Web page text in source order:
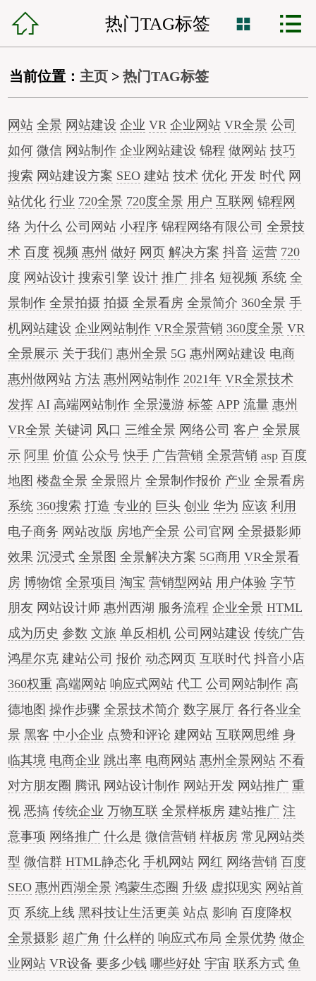
 锦程首页
小程序开发
VR全景制作
全网营销
网站托管
锦程资讯
客服中心
 热门TAG标签  
当前位置： 主页 >热门TAG标签
网站 全景 网站建设 企业 VR 企业网站 VR全景 公司
如何 微信 网站制作 企业网站建设 锦程 做网站 技巧
搜索 网站建设方案 SEO 建站 技术 优化 开发 时代 网
站优化 行业 720全景 720度全景 用户 互联网 锦程网
络 为什么 公司网站 小程序 锦程网络有限公司 全景技
术 百度 视频 惠州 做好 网页 解决方案 抖音 运营 720
度 网站设计 搜索引擎 设计 推广 排名 短视频 系统 全
景制作 全景拍摄 拍摄 全景看房 全景简介 360全景 手
机网站建设 企业网站制作 VR全景营销 360度全景 VR
全景展示 关于我们 惠州全景 5G 惠州网站建设 电商
惠州做网站 方法 惠州网站制作 2021年 VR全景技术
发挥 AI 高端网站制作 全景漫游 标签 APP 流量 惠州
VR全景 关键词 风口 三维全景 网络公司 客户 全景展
示 阿里 价值 公众号 快手 广告营销 全景营销 asp 百度
地图 楼盘全景 全景照片 全景制作报价 产业 全景看房
系统 360搜索 打造 专业的 巨头 创业 华为 应该 利用
电子商务 网站改版 房地产全景 公司官网 全景摄影师
效果 沉浸式 全景图 全景解决方案 5G商用 VR全景看
房 博物馆 全景项目 淘宝 营销型网站 用户体验 字节
朋友 网站设计师 惠州西湖 服务流程 企业全景 HTML
成为历史 参数 文旅 单反相机 公司网站建设 传统广告
鸿星尔克 建站公司 报价 动态网页 互联时代 抖音小店
360权重 高端网站 响应式网站 代工 公司网站制作 高
德地图 操作步骤 全景技术简介 数字展厅 各行各业全
景 黑客 中小企业 点赞和评论 建网站 互联网思维 身
临其境 电商企业 跳出率 电商网站 惠州全景网站 不看
对方朋友圈 腾讯 网站设计制作 网站开发 网站推广 重
视 恶搞 传统企业 万物互联 全景样板房 建站推广 注
意事项 网络推广 什么是 微信营销 样板房 常见网站类
型 微信群 HTML静态化 手机网站 网红 网络营销 百度
SEO 惠州西湖全景 鸿蒙生态圈 升级 虚拟现实 网站首
页 系统上线 黑科技让生活更美 站点 影响 百度降权
全景摄影 超广角 什么样的 响应式布局 全景优势 做企
业网站 VR设备 要多少钱 哪些好处 宇宙 联系方式 鱼